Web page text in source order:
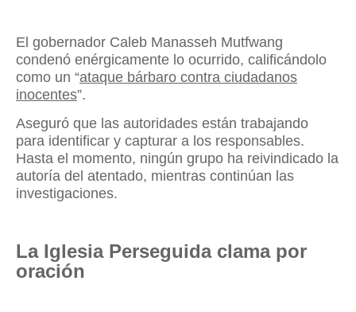
El gobernador Caleb Manasseh Mutfwang
condenó enérgicamente lo ocurrido, calificándolo
como un “ataque bárbaro contra ciudadanos
inocentes”.
Aseguró que las autoridades están trabajando
para identificar y capturar a los responsables.
Hasta el momento, ningún grupo ha reivindicado la
autoría del atentado, mientras continúan las
investigaciones.
La Iglesia Perseguida clama por
oración